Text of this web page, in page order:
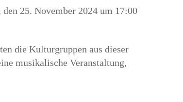
25. November 2024 um 17:00
die Kulturgruppen aus dieser
musikalische Veranstaltung,